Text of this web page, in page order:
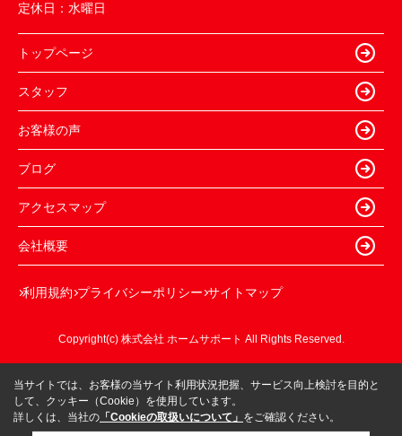
定休日： 水曜日
トップページ
スタッフ
お客様の声
ブログ
アクセスマップ
会社概要
利用規約 プライバシーポリシー サイトマップ
Copyright(c) 株式会社 ホームサポート All Rights Reserved.
当サイトでは、お客様の当サイト利用状況把握、サービス向上検討を目的と
して、クッキー（Cookie）を使用しています。
詳しくは、当社の 「Cookieの取扱いについて」 をご確認ください。